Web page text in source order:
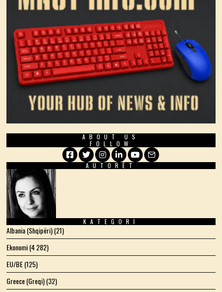
ABOUT US
FOLLOW
Facebook
TwitterInstagram
LinkedIn
YouTube
Email
AUTORËT
KATEGORI
Albania (Shqipëri)(21)
Ekonomi(4 282)
EU/BE(125)
Greece (Greqi)(32)